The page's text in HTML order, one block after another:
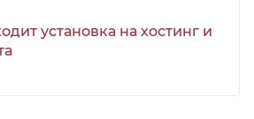
установка на хостинг и